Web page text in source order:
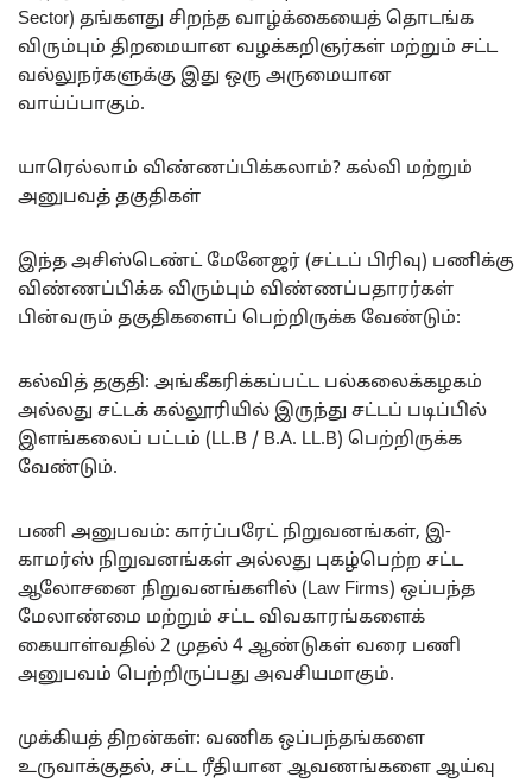
Sector) தங்களது சிறந்த வாழ்க்கையைத் தொடங்க
விரும்பும் திறமையான வழக்கறிஞர்கள் மற்றும் சட்ட
வல்லுநர்களுக்கு இது ஒரு அருமையான
வாய்ப்பாகும்.
யாரெல்லாம் விண்ணப்பிக்கலாம்? கல்வி மற்றும்
அனுபவத் தகுதிகள்
இந்த அசிஸ்டெண்ட் மேனேஜர் (சட்டப் பிரிவு) பணிக்கு
விண்ணப்பிக்க விரும்பும் விண்ணப்பதாரர்கள்
பின்வரும் தகுதிகளைப் பெற்றிருக்க வேண்டும்:
கல்வித் தகுதி: அங்கீகரிக்கப்பட்ட பல்கலைக்கழகம்
அல்லது சட்டக் கல்லூரியில் இருந்து சட்டப் படிப்பில்
இளங்கலைப் பட்டம் (LL.B / B.A. LL.B) பெற்றிருக்க
வேண்டும்.
பணி அனுபவம்: கார்ப்பரேட் நிறுவனங்கள், இ-
காமர்ஸ் நிறுவனங்கள் அல்லது புகழ்பெற்ற சட்ட
ஆலோசனை நிறுவனங்களில் (Law Firms) ஒப்பந்த
மேலாண்மை மற்றும் சட்ட விவகாரங்களைக்
கையாள்வதில் 2 முதல் 4 ஆண்டுகள் வரை பணி
அனுபவம் பெற்றிருப்பது அவசியமாகும்.
முக்கியத் திறன்கள்: வணிக ஒப்பந்தங்களை
உருவாக்குதல், சட்ட ரீதியான ஆவணங்களை ஆய்வு